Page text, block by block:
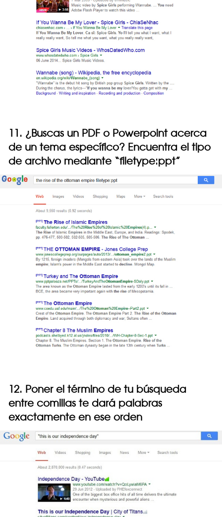
11. ¿Buscas un PDF o Powerpoint acerca
de un tema específico? Encuentra el tipo
de archivo mediante “filetype:ppt”
12. Poner el término de tu búsqueda
entre comillas te dará palabras
exactamente en ese orden